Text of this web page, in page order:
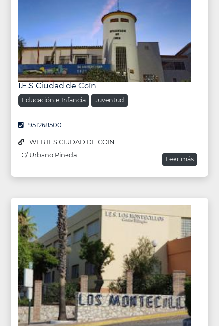
I.E.S Ciudad de Coín
Educación e Infancia Juventud
951268500
WEB IES CIUDAD DE COÍN
C/ Urbano Pineda
Leer más